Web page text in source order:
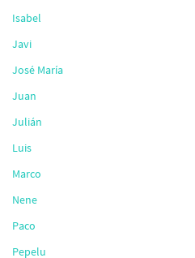
Isabel
Javi
José María
Juan
Julián
Luis
Marco
Nene
Paco
Pepelu